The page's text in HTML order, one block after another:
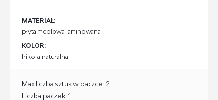
MATERIAŁ:
płyta meblowa laminowana
KOLOR:
hikora naturalna
Max liczba sztuk w paczce: 2
Liczba paczek: 1